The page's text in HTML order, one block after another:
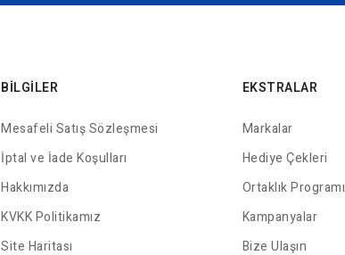
BILGILER
Mesafeli Satış Sözleşmesi
İptal ve İade Koşulları
Hakkımızda
KVKK Politikamız
Site Haritası
EKSTRALAR
Markalar
Hediye Çekleri
Ortaklık Programı
Kampanyalar
Bize Ulaşın